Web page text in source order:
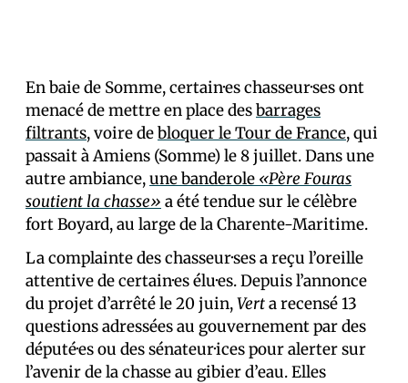
En baie de Somme, certain·es chasseur·ses ont
menacé de mettre en place desbarrages
filtrants, voire debloquer le Tour de France, qui
passait à Amiens (Somme) le 8 juillet. Dans une
autre ambiance,une banderole «Père Fouras
soutient la chasse» a été tendue sur le célèbre
fort Boyard, au large de la Charente-Maritime.
La complainte des chasseur·ses a reçu l’oreille
attentive de certain·es élu·es. Depuis l’annonce
du projet d’arrêté le 20 juin,Verta recensé 13
questions adressées au gouvernement par des
député·es ou des sénateur·ices pour alerter sur
l’avenir de la chasse au gibier d’eau. Elles